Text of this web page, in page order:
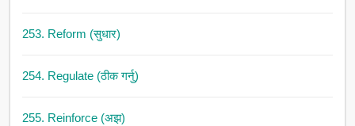
253. Reform (सुधार)
254. Regulate (ठीक गर्नु)
255. Reinforce (अझ)